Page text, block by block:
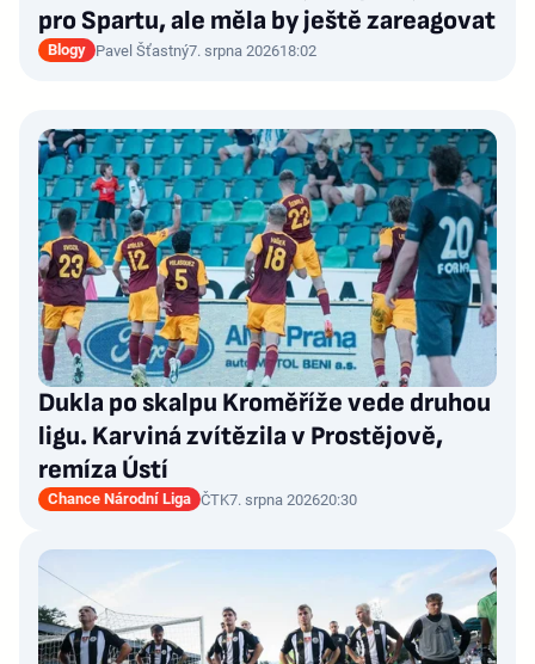
pro Spartu, ale měla by ještě zareagovat
Blogy Pavel Šťastný7. srpna 202618:02
Dukla po skalpu Kroměříže vede druhou
ligu. Karviná zvítězila v Prostějově,
remíza Ústí
Chance Národní Liga ČTK7. srpna 202620:30